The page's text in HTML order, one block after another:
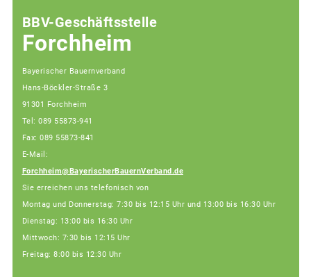
BBV-Geschäftsstelle
Forchheim
Bayerischer Bauernverband
Hans-Böckler-Straße 3
91301 Forchheim
Tel: 089 55873-941
Fax: 089 55873-841
E-Mail:
Forchheim@BayerischerBauernVerband.de
Sie erreichen uns telefonisch von
Montag und Donnerstag: 7:30 bis 12:15 Uhr und 13:00 bis 16:30 Uhr
Dienstag: 13:00 bis 16:30 Uhr
Mittwoch: 7:30 bis 12:15 Uhr
Freitag: 8:00 bis 12:30 Uhr